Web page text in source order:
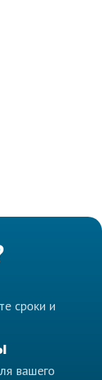
сроки и
вашего